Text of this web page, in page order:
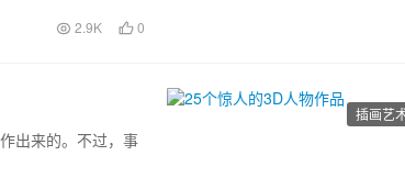
2.9K 0
插画艺
出来的。不过，事